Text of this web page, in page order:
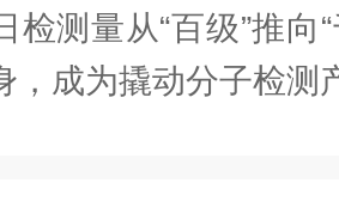
检测量从“百级”推向
，成为撬动分子检测